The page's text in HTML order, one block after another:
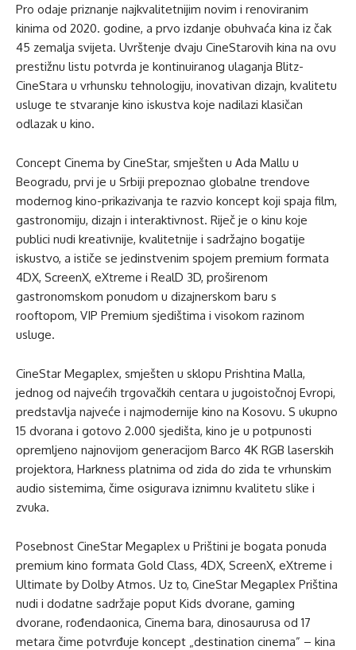
Pro odaje priznanje najkvalitetnijim novim i renoviranim
kinima od 2020. godine, a prvo izdanje obuhvaća kina iz čak
45 zemalja svijeta. Uvrštenje dvaju CineStarovih kina na ovu
prestižnu listu potvrda je kontinuiranog ulaganja Blitz-
CineStara u vrhunsku tehnologiju, inovativan dizajn, kvalitetu
usluge te stvaranje kino iskustva koje nadilazi klasičan
odlazak u kino.
Concept Cinema by CineStar, smješten u Ada Mallu u
Beogradu, prvi je u Srbiji prepoznao globalne trendove
modernog kino-prikazivanja te razvio koncept koji spaja film,
gastronomiju, dizajn i interaktivnost. Riječ je o kinu koje
publici nudi kreativnije, kvalitetnije i sadržajno bogatije
iskustvo, a ističe se jedinstvenim spojem premium formata
4DX, ScreenX, eXtreme i RealD 3D, proširenom
gastronomskom ponudom u dizajnerskom baru s
rooftopom, VIP Premium sjedištima i visokom razinom
usluge.
CineStar Megaplex, smješten u sklopu Prishtina Malla,
jednog od najvećih trgovačkih centara u jugoistočnoj Evropi,
predstavlja najveće i najmodernije kino na Kosovu. S ukupno
15 dvorana i gotovo 2.000 sjedišta, kino je u potpunosti
opremljeno najnovijom generacijom Barco 4K RGB laserskih
projektora, Harkness platnima od zida do zida te vrhunskim
audio sistemima, čime osigurava iznimnu kvalitetu slike i
zvuka.
Posebnost CineStar Megaplex u Prištini je bogata ponuda
premium kino formata Gold Class, 4DX, ScreenX, eXtreme i
Ultimate by Dolby Atmos. Uz to, CineStar Megaplex Priština
nudi i dodatne sadržaje poput Kids dvorane, gaming
dvorane, rođendaonica, Cinema bara, dinosaurusa od 17
metara čime potvrđuje koncept „destination cinema” – kina